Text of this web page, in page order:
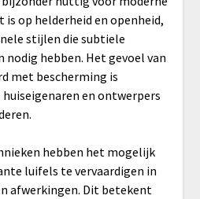
op helderheid en openheid,
stijlen die subtiele
hebben. Het gevoel van
met bescherming is
en ontwerpers
hebben het mogelijk
luifels te vervaardigen in
afwerkingen. Dit betekent